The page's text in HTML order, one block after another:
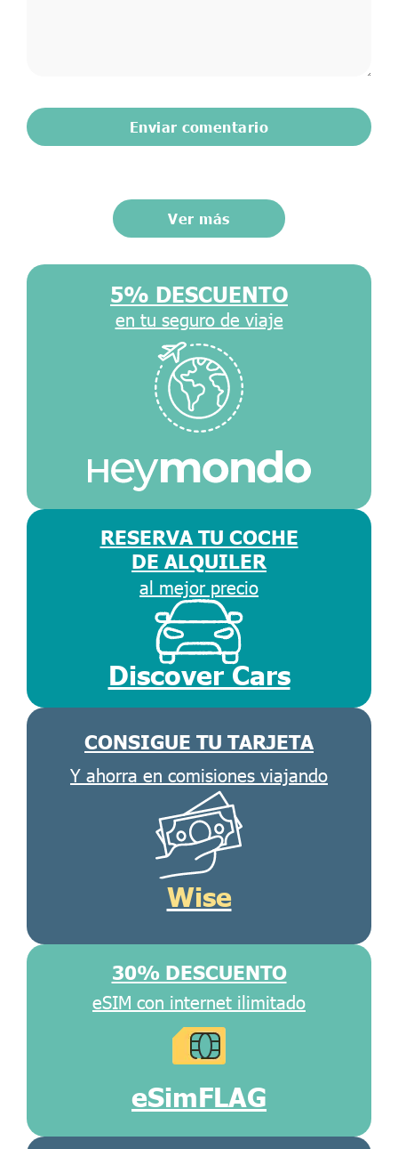
Ver más
5% DESCUENTO
en tu seguro de viaje
RESERVA TU COCHE
DE ALQUILER
al mejor precio
Discover Cars
CONSIGUE TU TARJETA
Y ahorra en comisiones viajando
Wise
30% DESCUENTO
eSIM con internet ilimitado
eSimFLAG